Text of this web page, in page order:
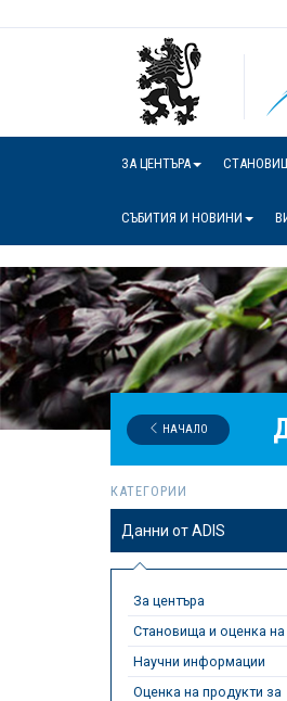
ЗА ЦЕНТЪРА
СЪБИТИЯ И НОВИНИ
НАЧАЛО
КАТЕГОРИИ
Данни от ADIS
За центъра
Становища и оценка на
Научни информации
Оценка на продукти за